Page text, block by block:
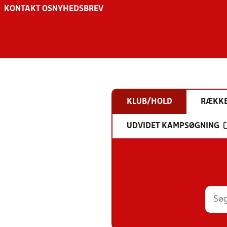
KONTAKT OS NYHEDSBREV
KLUB/HOLD
UDVIDET KAMPSØGNING